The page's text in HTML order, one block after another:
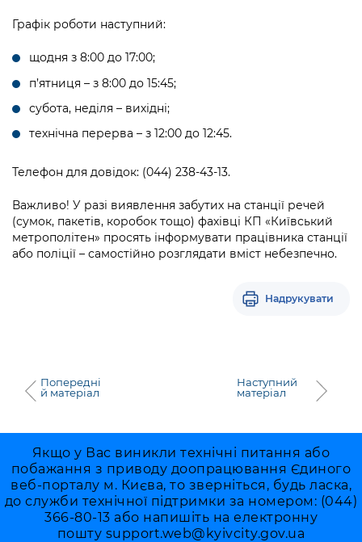
Графік роботи наступний:
щодня з 8:00 до 17:00;
п’ятниця – з 8:00 до 15:45;
субота, неділя – вихідні;
технічна перерва – з 12:00 до 12:45.
Телефон для довідок: (044) 238-43-13.
Важливо! У разі виявлення забутих на станції речей
(сумок, пакетів, коробок тощо) фахівці КП «Київський
метрополітен» просять інформувати працівника станції
або поліції – самостійно розглядати вміст небезпечно.
Надрукувати
Попередні
й матеріал
Наступний
матеріал
Якщо у Вас виникли технічні питання або
побажання з приводу доопрацювання Єдиного
веб-порталу м. Києва, то зверніться, будь ласка,
до служби технічної підтримки за номером: (044)
366-80-13 або напишіть на електронну
пошту support.web@kyivcity.gov.ua